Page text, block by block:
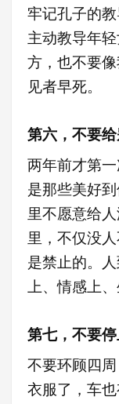
牢记孔子的
主动教导年
方，也不要
见者早死。
第六，不要给
两年前才第
是那些美好
里不愿意给
里，不仅没
是禁止的。
上、情感上、
第七，不要停
不要环顾四
衣服了，车